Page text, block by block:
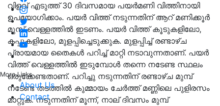
More Links
About Us
Contact
വിളവ് എടുത്ത് 30 ദിവസമായ പയർമണി വിത്തിനായി
ഉപയോഗിക്കാം. പയർ വിത്ത് നടുന്നതിന് ആറ് മണിക്കൂർ
മുമ്പ് വെള്ളത്തിൽ ഇടണം. പയർ വിത്ത് കൂടുകളിലോ,
കപ്പുകളിലോ, മുളപ്പിച്ചെടുക്കുക. മുളപ്പിച്ച് രണ്ടാഴ്ച
പ്രായമായ തൈകൾ പറിച്ച് മാറ്റി നടാവുന്നതാണ്. പയർ
വിത്ത് വെള്ളത്തിൽ ഇടുമ്പോൾ തന്നെ നടേണ്ട സ്ഥലം
ഒരുക്കേണ്ടതാണ്. പറിച്ചു നടുന്നതിന് രണ്ടാഴ്ച മുമ്പ്
നടേണ്ട തടത്തിൽ കുമ്മായം ചേർത്ത് മണ്ണിലെ പുളിരസം
മാറ്റുക. നടുന്നതിന് മൂന്ന്, നാല് ദിവസം മുമ്പ്